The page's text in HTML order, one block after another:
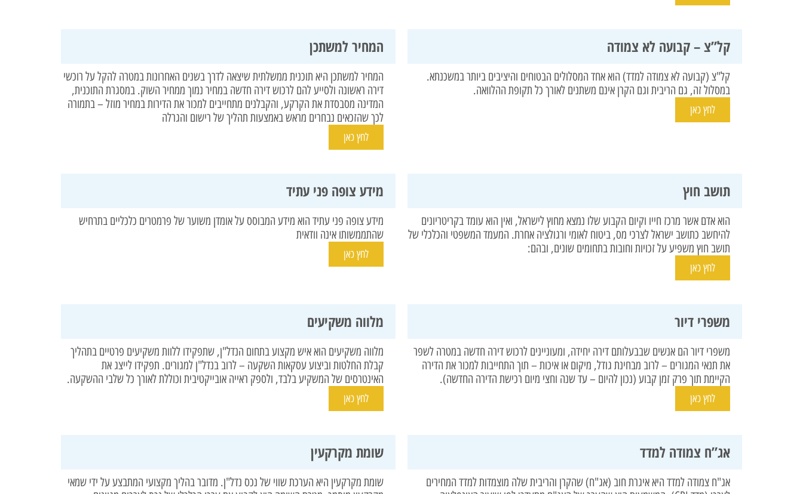
קל”צ – קבועה לא צמודה
קל"צ (קבועה לא צמודה למדד) הוא אחד המסלולים הבטוחים והיציבים ביותר במשכנתא.
במסלול זה, גם הריבית וגם הקרן אינם משתנים לאורך כל תקופת ההלוואה.
לחץ כאן
המחיר למשתכן
המחיר למשתכן היא תוכנית ממשלתית שיצאה לדרך בשנים האחרונות במטרה להקל על רוכשי
דירה ראשונה ולסייע להם לרכוש דירה חדשה במחיר נמוך ממחיר השוק. במסגרת התוכנית,
המדינה מסבסדת את הקרקע, והקבלנים מתחייבים למכור את הדירות במחיר מוזל – בתמורה
לכך שהזכאים נבחרים מראש באמצעות תהליך של רישום והגרלה
לחץ כאן
תושב חוץ
הוא אדם אשר מרכז חייו וקיום הקבוע שלו נמצא מחוץ לישראל, ואין הוא עומד בקריטריונים
להיחשב כתושב ישראל לצרכי מס, ביטוח לאומי ורגולציה אחרת. המעמד המשפטי והכלכלי של
תושב חוץ משפיע על זכויות וחובות בתחומים שונים, ובהם:
לחץ כאן
מידע צופה פני עתיד
מידע צופה פני עתיד הוא מידע המבוסס על אומדן משוער של פרמטרים כלכליים בתרחיש
שהתממשותו אינה וודאית
לחץ כאן
משפרי דיור
משפרי דיור הם אנשים שבבעלותם דירה יחידה, ומעוניינים לרכוש דירה חדשה במטרה לשפר
את תנאי המגורים – לרוב מבחינת גודל, מיקום או איכות – תוך התחייבות למכור את הדירה
הקיימת תוך פרק זמן קבוע (נכון להיום – עד שנה וחצי מיום רכישת הדירה החדשה).
לחץ כאן
מלווה משקיעים
מלווה משקיעים הוא איש מקצוע בתחום הנדל"ן, שתפקידו ללוות משקיעים פרטיים בתהליך
קבלת החלטות וביצוע עסקאות השקעה – לרוב בנדל"ן למגורים. תפקידו לייצג את
האינטרסים של המשקיע בלבד, ולספק ראייה אובייקטיבית וכוללת לאורך כל שלבי ההשקעה.
לחץ כאן
אג”ח צמודה למדד
אג"ח צמודה למדד היא איגרת חוב (אג"ח) שהקרן והריבית שלה מוצמדות למדד המחירים
שומת מקרקעין
שומת מקרקעין היא הערכת שווי של נכס נדל"ן. מדובר בהליך מקצועי המתבצע על ידי שמאי